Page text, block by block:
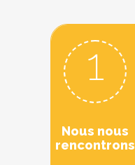
1
Nous nous
rencontrons